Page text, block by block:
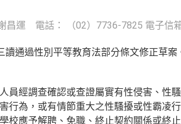
昌運 電話： （02）7736-7825 電子信
通過性別平等教育法部分條文修正草案
員經調查確認或查證屬實有性侵害、性
行為，或有情節重大之性騷擾或性霸凌
校應予解聘、免職、終止契約關係或終